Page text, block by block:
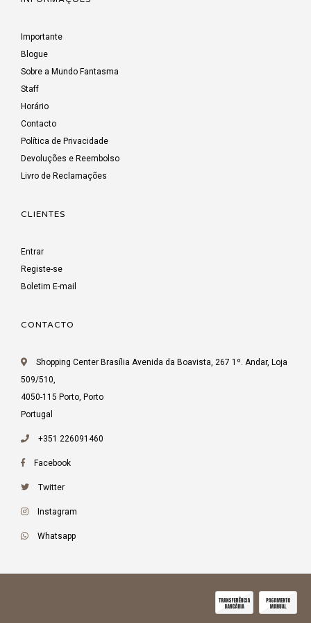
Importante
Blogue
Sobre a Mundo Fantasma
Staff
Horário
Contacto
Política de Privacidade
Devoluções e Reembolso
Livro de Reclamações
CLIENTES
Entrar
Registe-se
Boletim E-mail
CONTACTO
Shopping Center Brasília Avenida da Boavista, 267 1º. Andar, Loja
509/510,
4050-115 Porto, Porto
Portugal
+351 226091460
Facebook
Twitter
Instagram
Whatsapp